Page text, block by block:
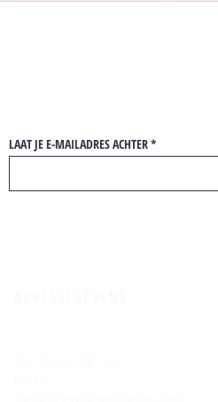
LAAT JE E-MAILADRES ACHTER